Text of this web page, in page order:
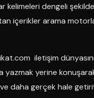
dengeli
içerikler arama
iletişim
yazmak yerine
daha gerçek hale